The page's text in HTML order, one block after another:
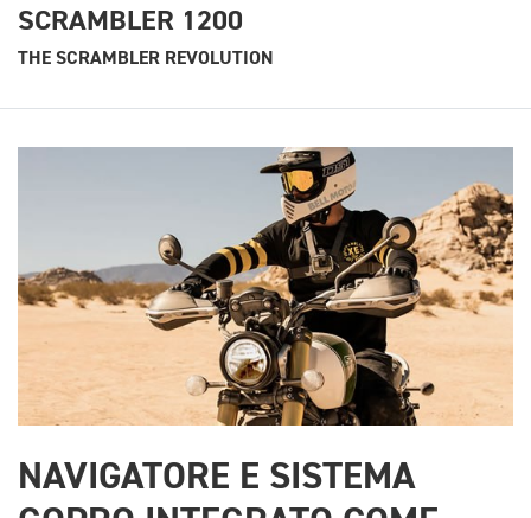
SCRAMBLER 1200
THE SCRAMBLER REVOLUTION
NAVIGATORE E SISTEMA